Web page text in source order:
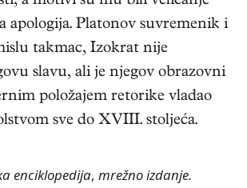
apologija. Platonov suvremenik i
takmac, Izokrat nije
slavu, ali je njegov obrazovni
položajem retorike vladao
sve do XVIII. stoljeća.
enciklopedija, mrežno izdanje.